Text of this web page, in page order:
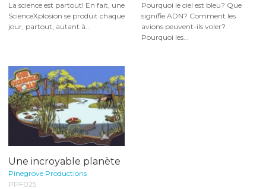
La science est partout! En fait, une
ScienceXplosion se produit chaque
jour, partout, autant à...
Pourquoi le ciel est bleu? Que
signifie ADN? Comment les
avions peuvent-ils voler?
Pourquoi les...
Une incroyable planète
Pinegrove Productions
PPF025